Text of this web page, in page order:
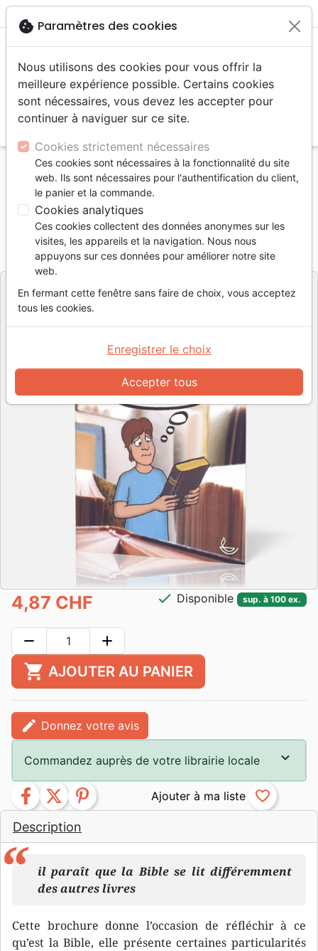
menu
Accueil Livres
Evangelisation
Humm, au fait, c'est quoi la Bible?
Humm, au fait, c'est quoi la Bible?
Référence LLBCH6559 EAN9782940565597
EditeurLigue pour la Lecture de la Bible Suisse
Description
il paraît que la Bible se lit différemment
des autres livres
Cette brochure donne l’occasion de réfléchir à ce
qu’est la Bible, elle présente certaines particularités
4,87 CHF check Disponible sup. à 100 ex.
remove add
shopping_cart AJOUTER AU PANIER
edit Donnez votre avis
Commandez auprès de votre librairie locale
facebook twitter pinterest favorite_border
cookie Paramètres des cookies
Nous utilisons des cookies pour vous offrir la
meilleure expérience possible. Certains cookies
sont nécessaires, vous devez les accepter pour
continuer à naviguer sur ce site.
Cookies strictement nécessaires
Ces cookies sont nécessaires à la fonctionnalité du site
web. Ils sont nécessaires pour l'authentification du client,
le panier et la commande.
Cookies analytiques
Ces cookies collectent des données anonymes sur les
visites, les appareils et la navigation. Nous nous
appuyons sur ces données pour améliorer notre site
web.
En fermant cette fenêtre sans faire de choix, vous acceptez
tous les cookies.
Accepter tous
Enregistrer le choix